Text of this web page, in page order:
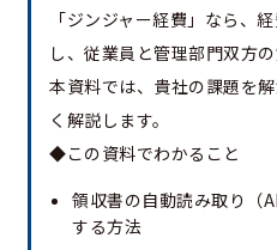
「ジンジャー経費」なら、
し、従業員と管理部門双方の
本資料では、貴社の課題を
く解説します。
◆この資料でわかること
領収書の自動読み取り（
する方法